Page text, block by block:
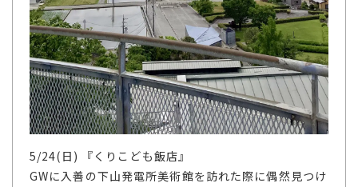
5/24(日) 『くりこども飯店』
GWに入善の下山発電所美術館を訪れた際に偶然見つけ